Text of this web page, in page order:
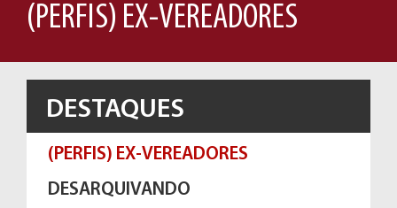
(PERFIS) EX-VEREADORES
DESTAQUES
(PERFIS) EX-VEREADORES
DESARQUIVANDO